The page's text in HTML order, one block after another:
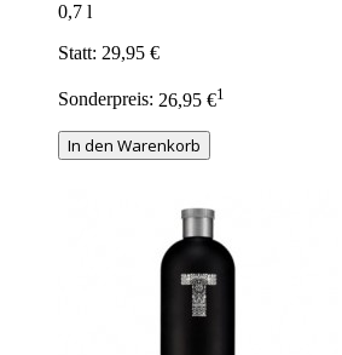
0,7 l
Statt: 29,95 €
Sonderpreis: 26,95 €1
In den Warenkorb